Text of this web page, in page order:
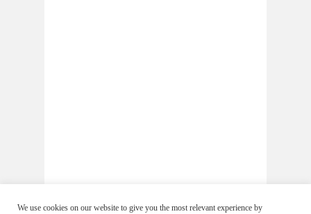
We use cookies on our website to give you the most relevant experience by